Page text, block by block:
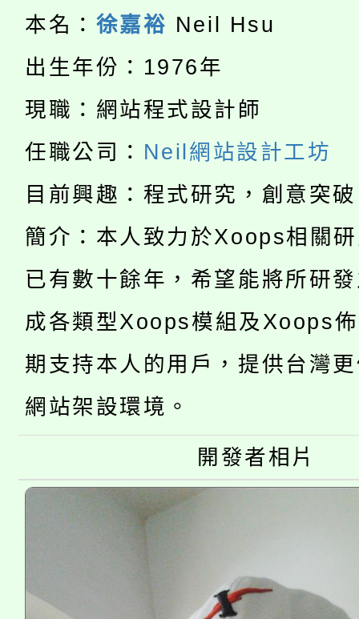
半價優惠，詳情可洽有
者。
份教師增能研習
大溪自造教育及科技中
份教師研習
淨零綠生活教案入校路
會
115年食農教育專業人
程
「本色祭」8/29、30在
場熱烈登場!
8/21下午1時於龍潭區
徵才活動。
局官網。
8月14至27日，桃園電
115年桃園市運動會8/
田徑場及游泳池舉行。
桃園市低收入戶享有免
視費優惠，中低收入戶
半價優惠，詳情可洽有
者。
大園自造教育及科技中
份教師增能研習
大溪自造教育及科技中
份教師研習
淨零綠生活教案入校路
115年食農教育專業人
本名： 徐嘉裕 Neil Hsu
出生年份：1976年
現職：網站程式設計師
任職公司： Neil網站設計工坊
目前興趣：程式研究，創意突
簡介：本人致力於Xoops相關
已有數十餘年，希望能將所研
成各類型Xoops模組及Xoops
期支持本人的用戶，提供台灣
網站架設環境。
開發者相片